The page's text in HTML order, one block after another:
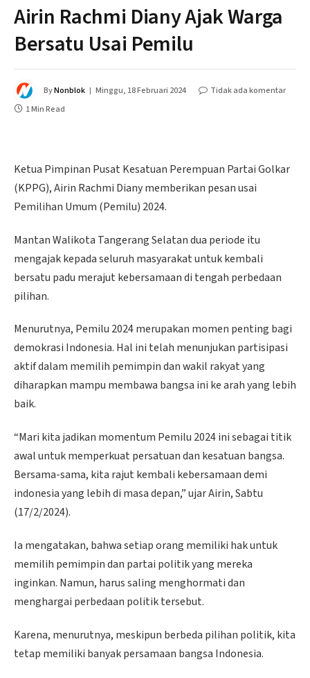
Airin Rachmi Diany Ajak Warga
Bersatu Usai Pemilu
ByNonblok Minggu, 18 Februari 2024
Tidak ada komentar
1 Min Read
Ketua Pimpinan Pusat Kesatuan Perempuan Partai Golkar
(KPPG), Airin Rachmi Diany memberikan pesan usai
Pemilihan Umum (Pemilu) 2024.
Mantan Walikota Tangerang Selatan dua periode itu
mengajak kepada seluruh masyarakat untuk kembali
bersatu padu merajut kebersamaan di tengah perbedaan
pilihan.
Menurutnya, Pemilu 2024 merupakan momen penting bagi
demokrasi Indonesia. Hal ini telah menunjukan partisipasi
aktif dalam memilih pemimpin dan wakil rakyat yang
diharapkan mampu membawa bangsa ini ke arah yang lebih
baik.
“Mari kita jadikan momentum Pemilu 2024 ini sebagai titik
awal untuk memperkuat persatuan dan kesatuan bangsa.
Bersama-sama, kita rajut kembali kebersamaan demi
indonesia yang lebih di masa depan,” ujar Airin, Sabtu
(17/2/2024).
Ia mengatakan, bahwa setiap orang memiliki hak untuk
memilih pemimpin dan partai politik yang mereka
inginkan. Namun, harus saling menghormati dan
menghargai perbedaan politik tersebut.
Karena, menurutnya, meskipun berbeda pilihan politik, kita
tetap memiliki banyak persamaan bangsa Indonesia.